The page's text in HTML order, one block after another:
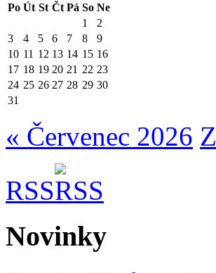
Po Út St Čt Pá So Ne
1
2
3
4 5 6 7 8
9
10 11 12 13 14 15 16
17 18 19 20 21 22 23
24 25 26 27 28 29 30
31
« Červenec 2026
RSS
Novinky